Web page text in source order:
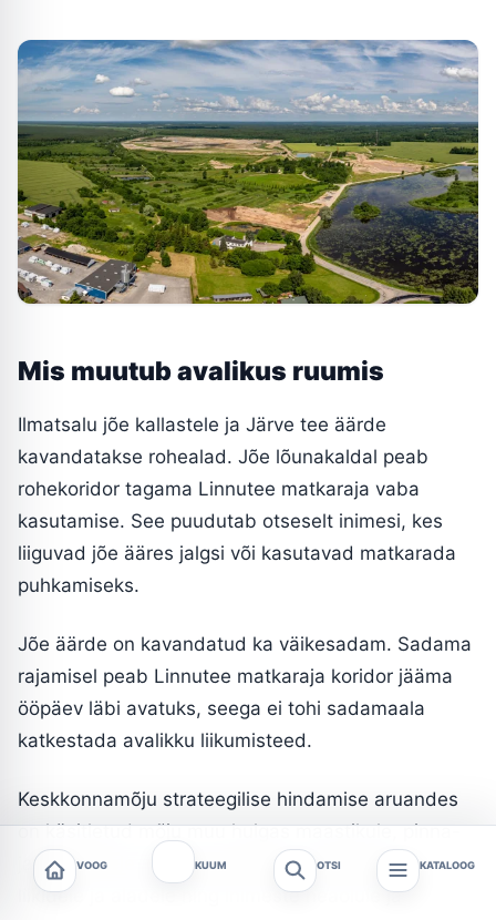
Mis muutub avalikus ruumis
Ilmatsalu jõe kallastele ja Järve tee äärde
kavandatakse rohealad. Jõe lõunakaldal peab
rohekoridor tagama Linnutee matkaraja vaba
kasutamise. See puudutab otseselt inimesi, kes
liiguvad jõe ääres jalgsi või kasutavad matkarada
puhkamiseks.
Jõe äärde on kavandatud ka väikesadam. Sadama
rajamisel peab Linnutee matkaraja koridor jääma
ööpäev läbi avatuks, seega ei tohi sadamaala
katkestada avalikku liikumisteed.
Keskkonnamõju strateegilise hindamise aruandes
on käsitletud mõju muu hulgas maastikule, pinna-
ja põhjaveele, rohevõrgustikule, kaitstavatele
liikidele ja aladele ning inimeste heaolule ja
VOOG KUUM OTSI KATALOOG